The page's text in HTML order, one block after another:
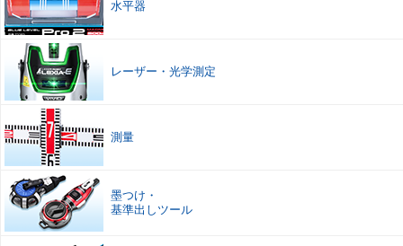
水平器
レーザー ・ 光学測定
測量
墨つけ ・
基準出しツール